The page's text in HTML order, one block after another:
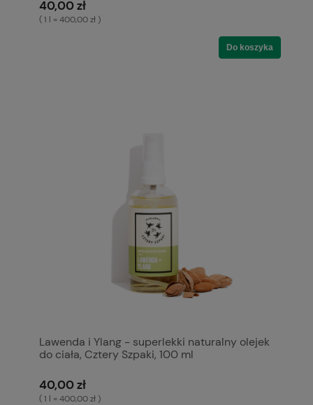
40,00 zł
( 1 l = 400,00 zł )
Do koszyka
Lawenda i Ylang - superlekki naturalny olejek
do ciała, Cztery Szpaki, 100 ml
40,00 zł
( 1 l = 400,00 zł )